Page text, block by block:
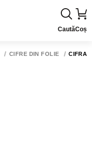
CautăCoș
CIFRE DIN FOLIE CIFRA